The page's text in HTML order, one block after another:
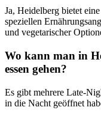
Ja, Heidelberg bietet
speziellen
und vegetarischer
Wo kann man in
essen gehen?
Es gibt mehrere Late-
in die Nacht geöffnet